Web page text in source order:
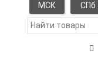
МСК СПб